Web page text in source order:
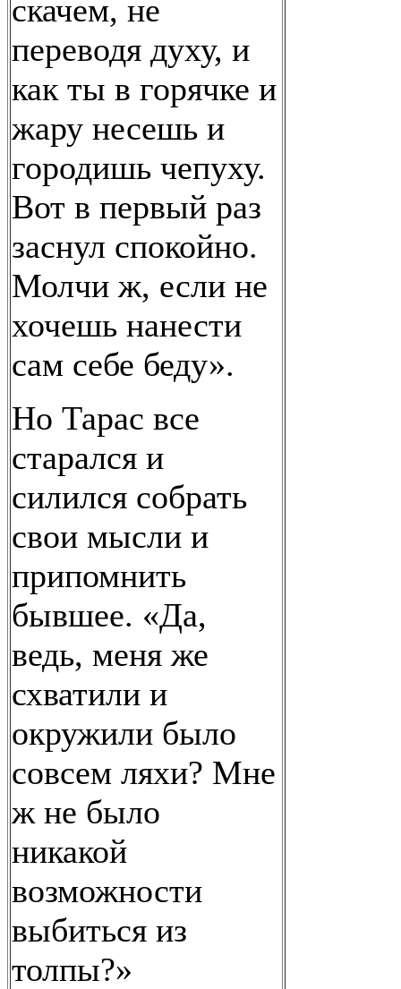
скачем, не
переводя духу, и
как ты в горячке и
жару несешь и
городишь чепуху.
Вот в первый раз
заснул спокойно.
Молчи ж, если не
хочешь нанести
сам себе беду».
Но Тарас все
старался и
силился собрать
свои мысли и
припомнить
бывшее. «Да,
ведь, меня же
схватили и
окружили было
совсем ляхи? Мне
ж не было
никакой
возможности
выбиться из
толпы?»